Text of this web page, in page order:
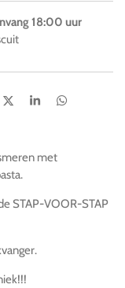
18:00 uur
D
S
D
met
STAP-VOOR-STAP